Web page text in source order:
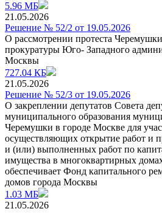
5.96 МБ
21.05.2026
Решение № 52/2 от 19.05.2026
О рассмотрении протеста
прокуратуры Юго- Западного
Москвы
727.04 КБ
21.05.2026
Решение № 52/3 от 19.05.2026
О закреплении депутатов Совета
муниципального образования
Черемушки в городе Москве для
осуществляющих открытие работ и
и (или) выполненных работ по
имущества в многоквартирных
обеспечивает Фонд капитального
домов города Москвы
1.03 МБ
21.05.2026